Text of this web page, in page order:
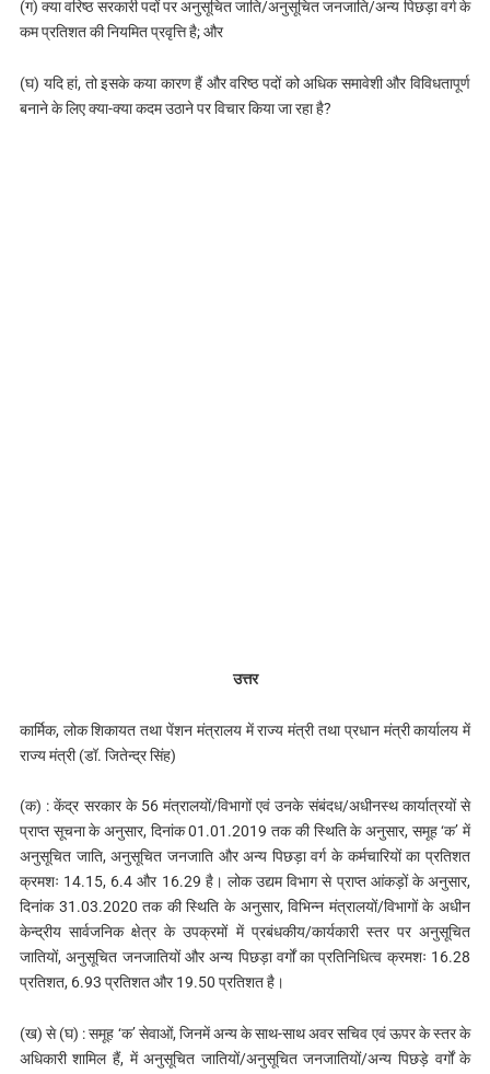
(ग) क्या वरिष्ठ सरकारी पदों पर अनुसूचित जाति/अनुसूचित जनजाति/अन्य पिछड़ा वर्ग के
कम प्रतिशत की नियमित प्रवृत्ति है; और
(घ) यदि हां, तो इसके कया कारण हैं और वरिष्ठ पदों को अधिक समावेशी और विविधतापूर्ण
बनाने के लिए क्या-क्या कदम उठाने पर विचार किया जा रहा है?
उत्तर
कार्मिक, लोक शिकायत तथा पेंशन मंत्रालय में राज्य मंत्री तथा प्रधान मंत्री कार्यालय में
राज्य मंत्री (डॉ. जितेन्द्र सिंह)
(क) : केंद्र सरकार के 56 मंत्रालयों/विभागों एवं उनके संबंदध/अधीनस्थ कार्यात्रयों से
प्राप्त सूचना के अनुसार, दिनांक 01.01.2019 तक की स्थिति के अनुसार, समूह ‘क’ में
अनुसूचित जाति, अनुसूचित जनजाति और अन्य पिछड़ा वर्ग के कर्मचारियों का प्रतिशत
क्रमशः 14.15, 6.4 और 16.29 है। लोक उद्यम विभाग से प्राप्त आंकड़ों के अनुसार,
दिनांक 31.03.2020 तक की स्थिति के अनुसार, विभिन्‍न मंत्रालयों/विभागों के अधीन
केन्द्रीय सार्वजनिक क्षेत्र के उपक्रमों में प्रबंधकीय/कार्यकारी स्तर पर अनुसूचित
जातियों, अनुसूचित जनजातियों और अन्य पिछड़ा वर्गों का प्रतिनिधित्व क्रमशः 16.28
प्रतिशत, 6.93 प्रतिशत और 19.50 प्रतिशत है।
(ख) से (घ) : समूह ‘क’ सेवाओं, जिनमें अन्य के साथ-साथ अवर सचिव एवं ऊपर के स्तर के
अधिकारी शामिल हैं, में अनुसूचित जातियों/अनुसूचित जनजातियों/अन्य पिछड़े वर्गों के